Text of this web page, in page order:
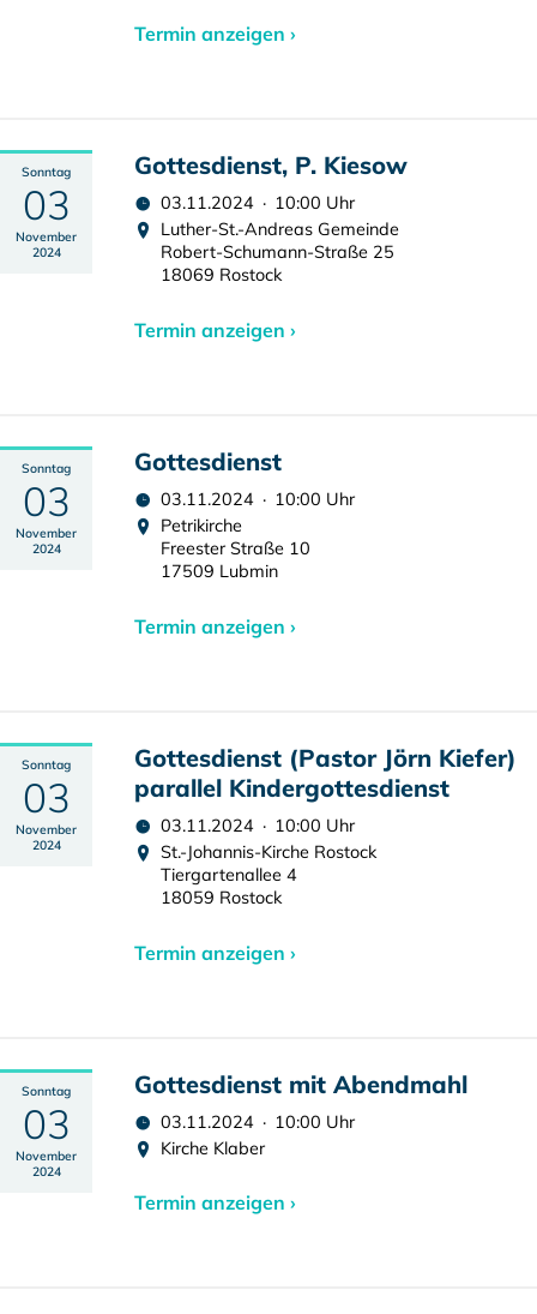
Termin anzeigen ›
Sonntag
03
November
2024
Gottesdienst, P. Kiesow
03.11.2024 · 10:00 Uhr
Luther-St.-Andreas Gemeinde
Robert-Schumann-Straße 25
18069 Rostock
Termin anzeigen ›
Sonntag
03
November
2024
Gottesdienst
03.11.2024 · 10:00 Uhr
Petrikirche
Freester Straße 10
17509 Lubmin
Termin anzeigen ›
Sonntag
03
November
2024
Gottesdienst (Pastor Jörn Kiefer)
parallel Kindergottesdienst
03.11.2024 · 10:00 Uhr
St.-Johannis-Kirche Rostock
Tiergartenallee 4
18059 Rostock
Termin anzeigen ›
Sonntag
03
November
2024
Gottesdienst mit Abendmahl
03.11.2024 · 10:00 Uhr
Kirche Klaber
Termin anzeigen ›